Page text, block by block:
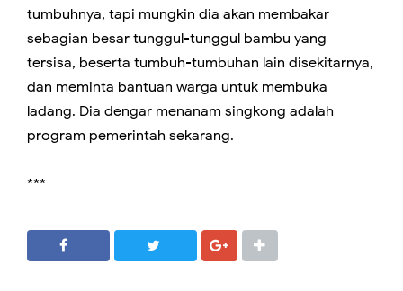
tumbuhnya, tapi mungkin dia akan membakar
sebagian besar tunggul-tunggul bambu yang
tersisa, beserta tumbuh-tumbuhan lain disekitarnya,
dan meminta bantuan warga untuk membuka
ladang. Dia dengar menanam singkong adalah
program pemerintah sekarang.
***